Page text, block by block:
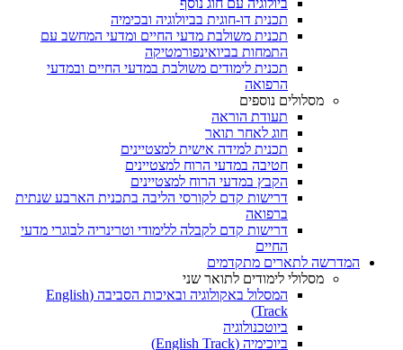
ביולוגיה עם חוג נוסף
תכנית דו-חוגית בביולוגיה ובכימיה
תכנית משולבת מדעי החיים ומדעי המחשב עם
התמחות בביואינפורמטיקה
תכנית לימודים משולבת במדעי החיים ובמדעי
הרפואה
מסלולים נוספים
תעודת הוראה
חוג לאחר תואר
תכנית למידה אישית למצטיינים
חטיבה במדעי הרוח למצטיינים
הקבץ במדעי הרוח למצטיינים
דרישות קדם לקורסי הליבה בתכנית הארבע שנתית
ברפואה
דרישות קדם לקבלה ללימודי וטרינריה לבוגרי מדעי
החיים
המדרשה לתארים מתקדמים
מסלולי לימודים לתואר שני
המסלול באקולוגיה ובאיכות הסביבה (English
Track)
ביוטכנולוגיה
ביוכימיה (English Track)